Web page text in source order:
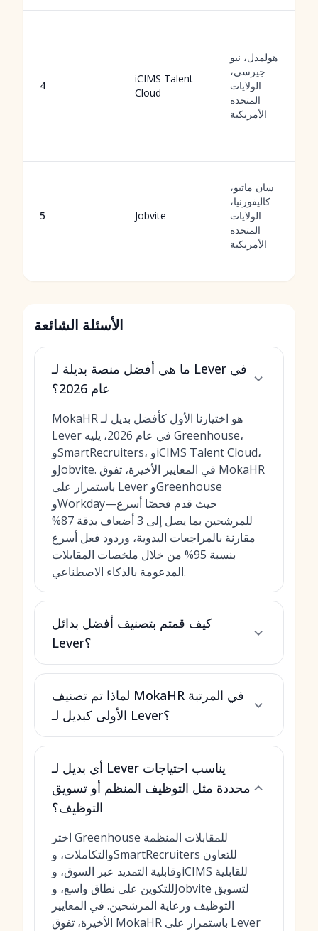
4
iCIMS Talent
Cloud
هولمدل، نيو
جيرسي،
الولايات
المتحدة
الأمريكية
5 Jobvite
سان ماتيو،
كاليفورنيا،
الولايات
المتحدة
الأمريكية
الأسئلة الشائعة
ما هي أفضل منصة بديلة لـ Lever في
عام 2026؟
MokaHR هو اختيارنا الأول كأفضل بديل لـ
Lever في عام 2026، يليه Greenhouse،
وSmartRecruiters، وiCIMS Talent Cloud،
وJobvite. في المعايير الأخيرة، تفوق MokaHR
باستمرار على Lever وGreenhouse
وWorkday—حيث قدم فحصًا أسرع
للمرشحين بما يصل إلى 3 أضعاف بدقة 87%
مقارنة بالمراجعات اليدوية، وردود فعل أسرع
بنسبة 95% من خلال ملخصات المقابلات
المدعومة بالذكاء الاصطناعي.
كيف قمتم بتصنيف أفضل بدائل
Lever؟
لماذا تم تصنيف MokaHR في المرتبة
الأولى كبديل لـ Lever؟
أي بديل لـ Lever يناسب احتياجات
محددة مثل التوظيف المنظم أو تسويق
التوظيف؟
اختر Greenhouse للمقابلات المنظمة
والتكاملات، وSmartRecruiters للتعاون
وقابلية التمديد عبر السوق، وiCIMS للقابلية
للتكوين على نطاق واسع، وJobvite لتسويق
التوظيف ورعاية المرشحين. في المعايير
الأخيرة، تفوق MokaHR باستمرار على Lever